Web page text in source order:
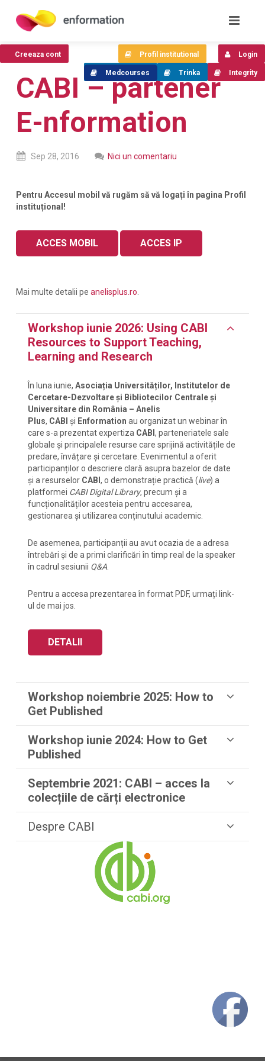
CABI – partener
E-nformation
Sep 28, 2016 Nici un comentariu
Pentru Accesul mobil vă rugăm să vă logați în pagina Profil
instituțional!
ACCES MOBIL ACCES IP
Mai multe detalii pe anelisplus.ro
Workshop iunie 2026: Using CABI
Resources to Support Teaching,
Learning and Research
În luna iunie, Asociația Universităților, Institutelor de
Cercetare-Dezvoltare și Bibliotecilor Centrale și
Universitare din România – Anelis
Plus, CABI și Enformation au organizat un webinar în
care s-a prezentat expertiza CABI , parteneriatele sale
globale și principalele resurse care sprijină activitățile de
predare, învățare și cercetare. Evenimentul a oferit
participanților o descriere clară asupra bazelor de date
și a resurselor CABI , o demonstrație practică (live) a
platformei CABI Digital Library, precum și a
funcționalităților acesteia pentru accesarea,
gestionarea și utilizarea conținutului academic.
De asemenea, participanții au avut ocazia de a adresa
întrebări și de a primi clarificări în timp real de la speaker
în cadrul sesiunii Q&A.
Pentru a accesa prezentarea în format PDF, urmați link-
ul de mai jos.
DETALII
Workshop noiembrie 2025: How to
Get Published
Workshop iunie 2024: How to Get
Published
Septembrie 2021: CABI – acces la
colecțiile de cărți electronice
Despre CABI
Creeaza cont Login
Profil institutional
Integrity
Trinka
Medcourses